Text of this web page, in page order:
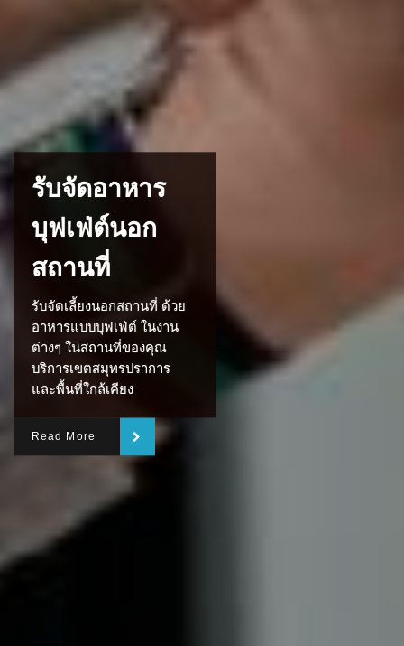
รับจัดอาหาร
บุฟเฟ่ต์นอก
สถานที่
รับจัดเลี้ยงนอกสถานที่ ด้วย
อาหารแบบบุฟเฟ่ต์ ในงาน
ต่างๆ ในสถานที่ของคุณ
บริการเขตสมุทรปราการ
และพื้นที่ใกล้เคียง
Read More